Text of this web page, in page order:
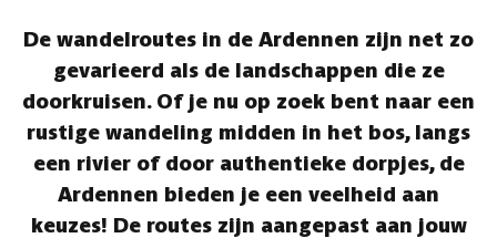
De wandelroutes in de Ardennen zijn net zo
gevarieerd als de landschappen die ze
doorkruisen. Of je nu op zoek bent naar een
rustige wandeling midden in het bos, langs
een rivier of door authentieke dorpjes, de
Ardennen bieden je een veelheid aan
keuzes! De routes zijn aangepast aan jouw